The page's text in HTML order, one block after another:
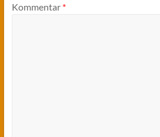
Kommentar *